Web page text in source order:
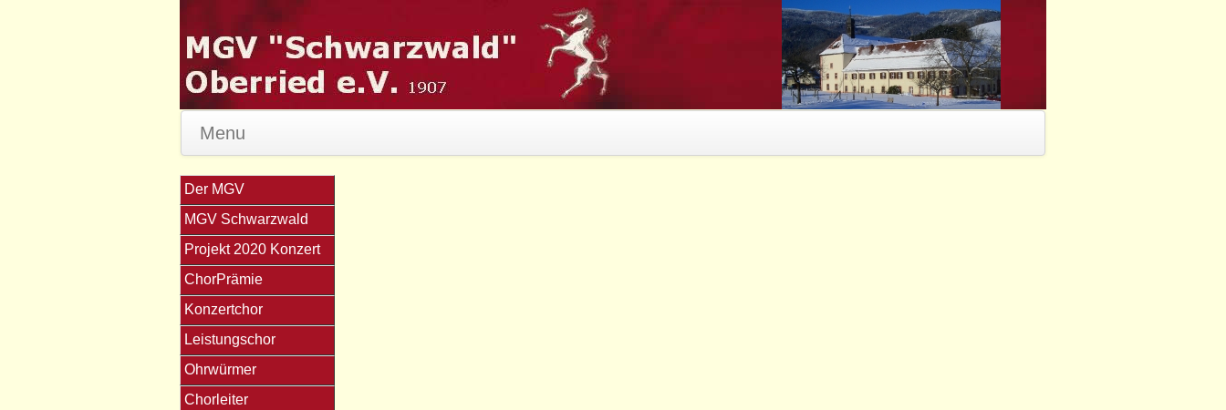
Menu
Der MGV
MGV Schwarzwald
Projekt 2020 Konzert
ChorPrämie
Konzertchor
Leistungschor
Ohrwürmer
Chorleiter